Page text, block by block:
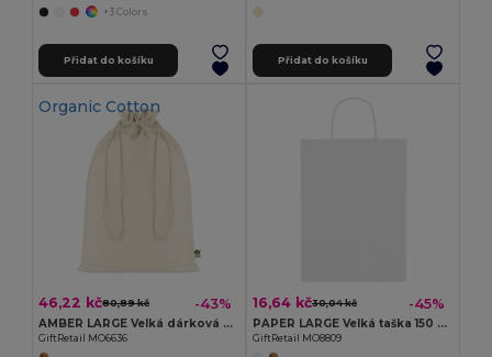
+3 Colors
Přidat do košíku Přidat do košíku
Organic Cotton
46,22 kč80,89 kč -43%
AMBER LARGE Velká dárková bavlněná taška
GiftRetail MO6636
16,64 kč30,04 kč -45%
PAPER LARGE Velká taška 150 gr/m²
GiftRetail MO8809